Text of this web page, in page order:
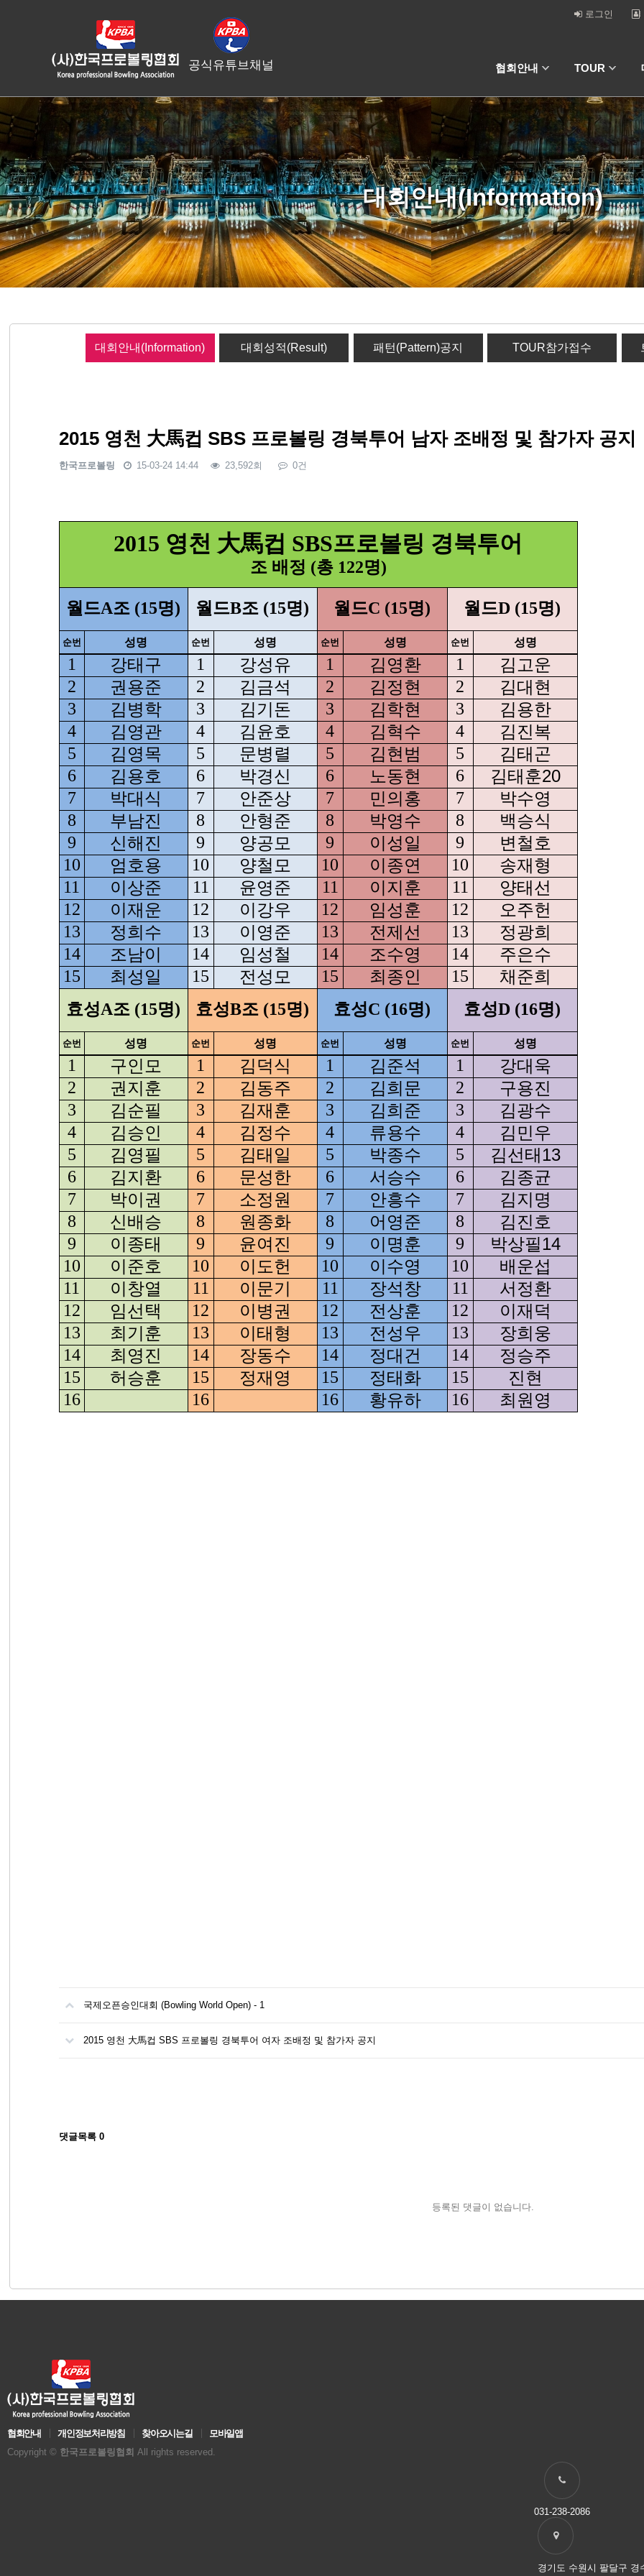
로그인
공식유튜브채널 협회안내 TOUR
대회안내(Information)
대회안내(Information) 대회성적(Result) 패턴(Pattern)공지 TOUR참가접수
2015 영천 大馬컵 SBS 프로볼링 경북투어 남자 조배정 및 참가자 공지
한국프로볼링 15-03-24 14:44 23,592회 0건
2015 영천 大馬컵 SBS프로볼링 경북투어
조 배정 (총 122명)
월드A조 (15명) 월드B조 (15명) 월드C (15명) 월드D (15명)
순번 성명 순번 성명 순번 성명 순번 성명
1 강태구 1 강성유 1 김영환 1 김고운
2 권용준 2 김금석 2 김정현 2 김대현
3 김병학 3 김기돈 3 김학현 3 김용한
4 김영관 4 김윤호 4 김혁수 4 김진복
5 김영목 5 문병렬 5 김현범 5 김태곤
6 김용호 6 박경신 6 노동현 6 김태훈20
7 박대식 7 안준상 7 민의홍 7 박수영
8 부남진 8 안형준 8 박영수 8 백승식
9 신해진 9 양공모 9 이성일 9 변철호
10 엄호용 10 양철모 10 이종연 10 송재형
11 이상준 11 윤영준 11 이지훈 11 양태선
12 이재운 12 이강우 12 임성훈 12 오주헌
13 정희수 13 이영준 13 전제선 13 정광희
14 조남이 14 임성철 14 조수영 14 주은수
15 최성일 15 전성모 15 최종인 15 채준희
효성A조 (15명) 효성B조 (15명) 효성C (16명) 효성D (16명)
순번 성명 순번 성명 순번 성명 순번 성명
1 구인모 1 김덕식 1 김준석 1 강대욱
2 권지훈 2 김동주 2 김희문 2 구용진
3 김순필 3 김재훈 3 김희준 3 김광수
4 김승인 4 김정수 4 류용수 4 김민우
5 김영필 5 김태일 5 박종수 5 김선태13
6 김지환 6 문성한 6 서승수 6 김종균
7 박이권 7 소정원 7 안흥수 7 김지명
8 신배승 8 원종화 8 어영준 8 김진호
9 이종태 9 윤여진 9 이명훈 9 박상필14
10 이준호 10 이도헌 10 이수영 10 배운섭
11 이창열 11 이문기 11 장석창 11 서정환
12 임선택 12 이병권 12 전상훈 12 이재덕
13 최기훈 13 이태형 13 전성우 13 장희웅
14 최영진 14 장동수 14 정대건 14 정승주
15 허승훈 15 정재영 15 정태화 15 진현
16 16 16 황유하 16 최원영
국제오픈승인대회 (Bowling World Open) - 1
2015 영천 大馬컵 SBS 프로볼링 경북투어 여자 조배정 및 참가자 공지
댓글목록 0
등록된 댓글이 없습니다.
협회안내 개인정보처리방침 찾아오시는길
모바일앱
Copyright © 한국프로볼링협회 All rights reserved.
031-238-2086
경기도 수원시 팔달구 경